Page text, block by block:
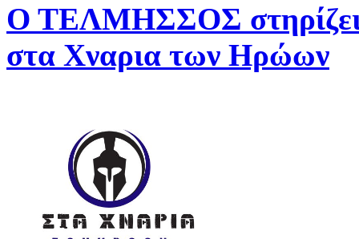
Ο ΤΕΛΜΗΣΣΟΣ στηρίζει
στα Χναρια των Ηρώων